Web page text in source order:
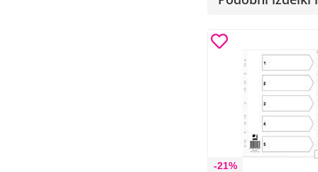
-21%